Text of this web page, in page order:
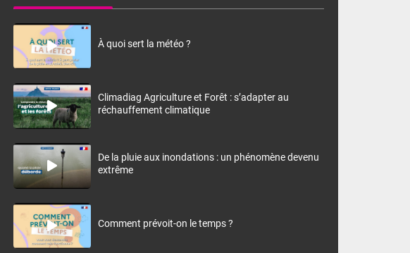
À quoi sert la météo ?
Climadiag Agriculture et Forêt : s’adapter au
réchauffement climatique
De la pluie aux inondations : un phénomène devenu
extrême
Comment prévoit-on le temps ?